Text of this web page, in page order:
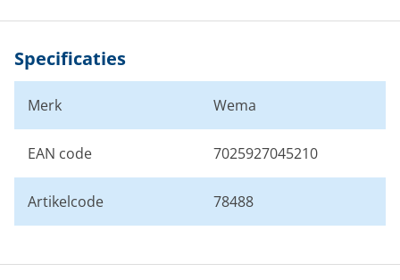
Specificaties
Merk Wema
EAN code 7025927045210
Artikelcode 78488